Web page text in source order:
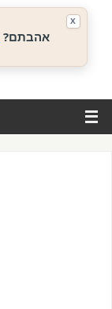
אהבתם?
X